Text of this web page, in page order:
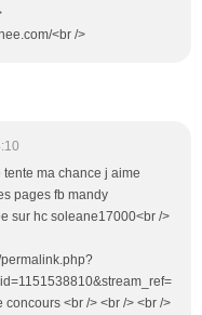
<br />
ma chance j aime
pages fb mandy
sur hc soleane17000<br />
concours <br /> <br /> <br />